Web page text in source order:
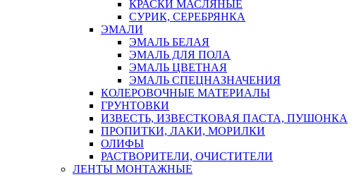
КРАСКИ МАСЛЯНЫЕ
СУРИК, СЕРЕБРЯНКА
ЭМАЛИ
ЭМАЛЬ БЕЛАЯ
ЭМАЛЬ ДЛЯ ПОЛА
ЭМАЛЬ ЦВЕТНАЯ
ЭМАЛЬ СПЕЦНАЗНАЧЕНИЯ
КОЛЕРОВОЧНЫЕ МАТЕРИАЛЫ
ГРУНТОВКИ
ИЗВЕСТЬ, ИЗВЕСТКОВАЯ ПАСТА, ПУШОНКА
ПРОПИТКИ, ЛАКИ, МОРИЛКИ
ОЛИФЫ
РАСТВОРИТЕЛИ, ОЧИСТИТЕЛИ
ЛЕНТЫ МОНТАЖНЫЕ